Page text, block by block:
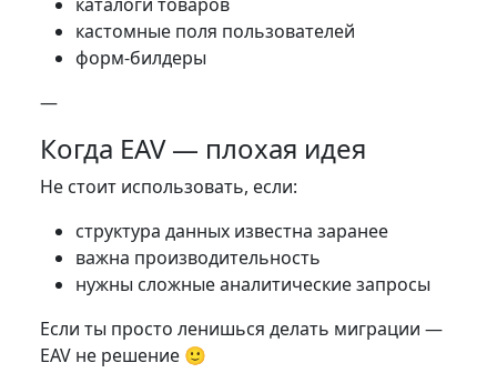
кастомные поля пользователей
форм-билдеры
—
Когда EAV — плохая идея
Не стоит использовать, если:
структура данных известна заранее
важна производительность
нужны сложные аналитические запросы
Если ты просто ленишься делать миграции —
EAV не решение 🙂